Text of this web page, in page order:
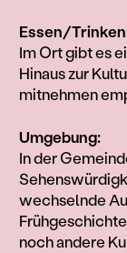
Essen/
Im Ort gibt es
Hinaus zur
mitnehmen
Umgebung:
In der
wechselnde
noch andere